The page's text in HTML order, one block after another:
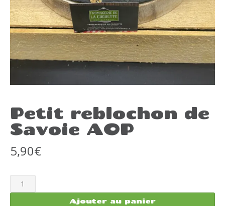
Petit reblochon de
Savoie AOP
5,90€
quantité
de
Ajouter au panier